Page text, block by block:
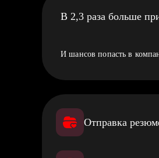
В 2,3 раза больше
И шансов попасть в
Отправка